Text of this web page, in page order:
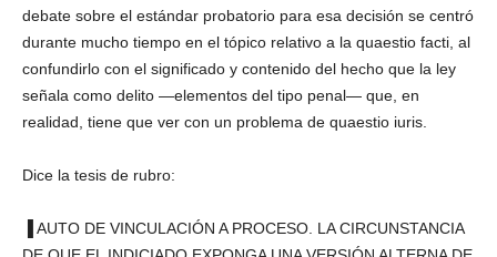
debate sobre el estándar probatorio para esa decisión se centró
durante mucho tiempo en el tópico relativo a la quaestio facti, al
confundirlo con el significado y contenido del hecho que la ley
señala como delito —elementos del tipo penal— que, en
realidad, tiene que ver con un problema de quaestio iuris.
Dice la tesis de rubro:
▐ AUTO DE VINCULACIÓN A PROCESO. LA CIRCUNSTANCIA